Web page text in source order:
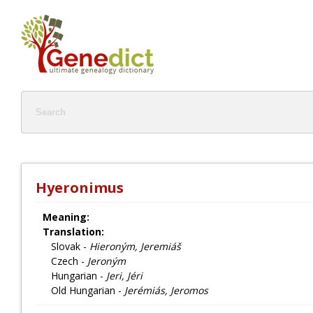
Hyeronimus
Meaning:
Translation:
Slovak - Hieroným, Jeremiáš
Czech - Jeroným
Hungarian - Jeri, Jéri
Old Hungarian - Jerémiás, Jeromos